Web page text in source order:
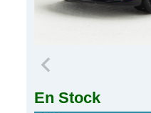
En Stock